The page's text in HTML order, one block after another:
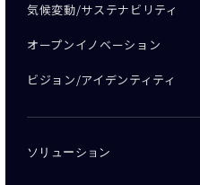
気候変動/サステナビリティ
オープンイノベーション
ビジョン/アイデンティティ
ソリューション